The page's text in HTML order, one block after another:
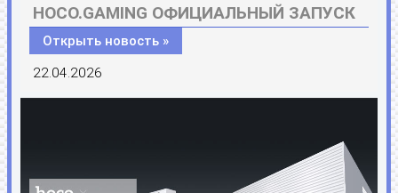
HOCO.GAMING ОФИЦИАЛЬНЫЙ ЗАПУСК
Открыть новость »
22.04.2026